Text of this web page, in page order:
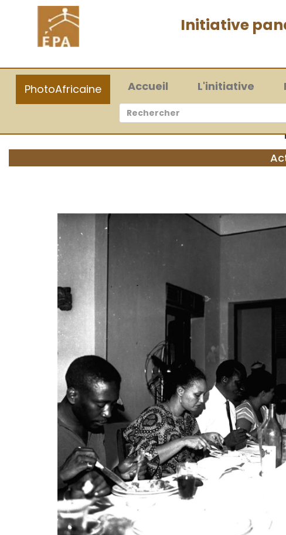
Initiative
PhotoAfricaine Accueil(current)L'initiative